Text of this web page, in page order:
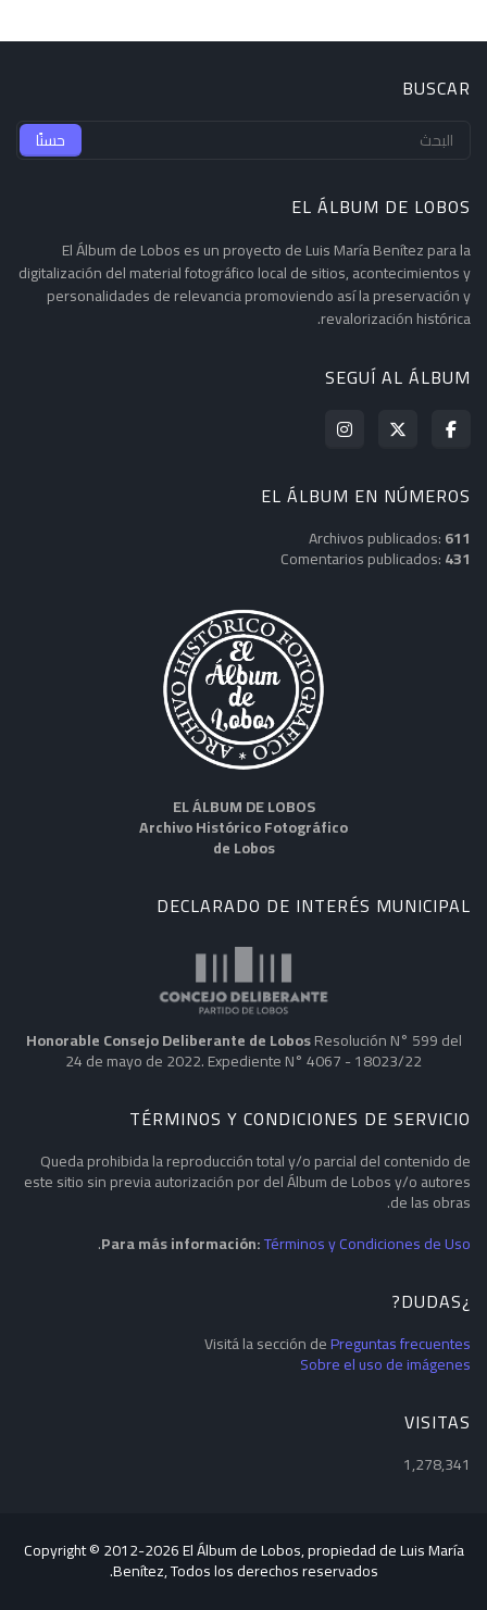
BUSCAR
EL ÁLBUM DE LOBOS
El Álbum de Lobos es un proyecto de Luis María Benítez para la
digitalización del material fotográfico local de sitios, acontecimientos y
personalidades de relevancia promoviendo así la preservación y
revalorización histórica.
SEGUÍ AL ÁLBUM
EL ÁLBUM EN NÚMEROS
Archivos publicados:611
Comentarios publicados:431
EL ÁLBUM DE LOBOS
Archivo Histórico Fotográfico
de Lobos
DECLARADO DE INTERÉS MUNICIPAL
Honorable Consejo Deliberante de LobosResolución N° 599 del
24 de mayo de 2022. Expediente N° 4067 - 18023/22
TÉRMINOS Y CONDICIONES DE SERVICIO
Queda prohibida la reproducción total y/o parcial del contenido de
este sitio sin previa autorización por del Álbum de Lobos y/o autores
de las obras.
Para más información:Términos y Condiciones de Uso
.
¿DUDAS?
Visitá la sección dePreguntas frecuentes
Sobre el uso de imágenes
VISITAS
1,278,341
Copyright © 2012-2026 El Álbum de Lobos, propiedad de Luis María
Benítez, Todos los derechos reservados.